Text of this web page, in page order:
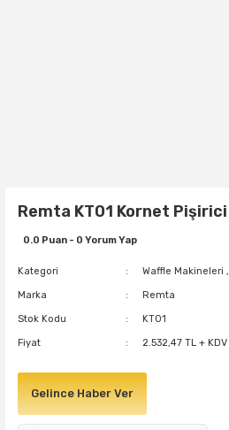
Remta KT01 Kornet Pişirici
0.0 Puan - 0 Yorum Yap
Kategori Waffle Makineleri ,
Marka Remta
Stok Kodu KT01
Fiyat 2.532,47 TL + KDV
Gelince Haber Ver